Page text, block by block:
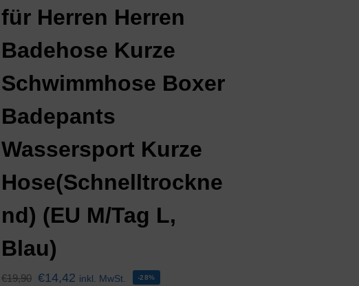
für Herren Herren
Badehose Kurze
Schwimmhose Boxer
Badepants
Wassersport Kurze
Hose(Schnelltrockne
nd) (EU M/Tag L,
Blau)
€19,90 €14,42 inkl. MwSt. -28%